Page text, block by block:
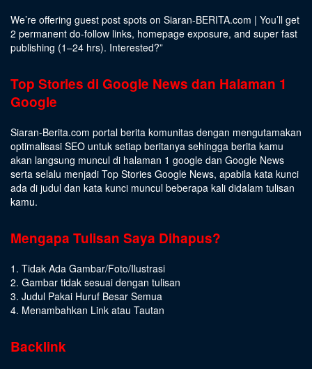
We’re offering guest post spots on Siaran-BERITA.com | You’ll get
2 permanent do-follow links, homepage exposure, and super fast
publishing (1–24 hrs). Interested?”
Top Stories di Google News dan Halaman 1
Google
Siaran-Berita.com portal berita komunitas dengan mengutamakan
optimalisasi SEO untuk setiap beritanya sehingga berita kamu
akan langsung muncul di halaman 1 google dan Google News
serta selalu menjadi Top Stories Google News, apabila kata kunci
ada di judul dan kata kunci muncul beberapa kali didalam tulisan
kamu.
Mengapa Tulisan Saya Dihapus?
1. Tidak Ada Gambar/Foto/Ilustrasi
2. Gambar tidak sesuai dengan tulisan
3. Judul Pakai Huruf Besar Semua
4. Menambahkan Link atau Tautan
Backlink